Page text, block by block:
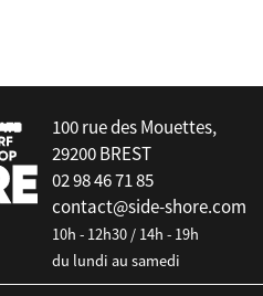
100 rue des Mouettes,
29200 BREST
02 98 46 71 85
contact@side-shore.com
10h - 12h30 / 14h - 19h
du lundi au samedi